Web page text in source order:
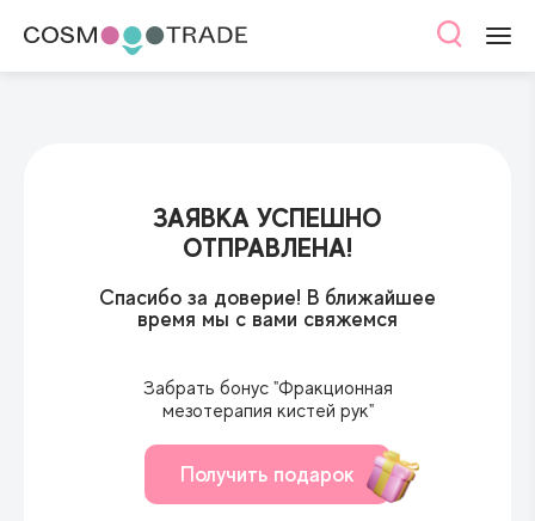
ЗАЯВКА УСПЕШНО
ОТПРАВЛЕНА!
Спасибо за доверие! В ближайшее
время мы с вами свяжемся
Забрать бонус "Фракционная
мезотерапия кистей рук"
Получить подарок